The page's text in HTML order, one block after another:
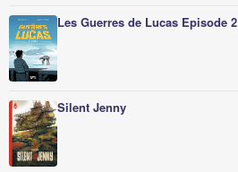
Les Guerres de Lucas Episode 2
Silent Jenny